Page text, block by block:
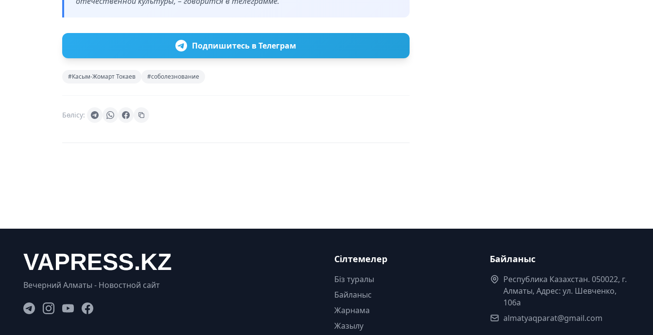
Подпишитесь в Телеграм
#Касым-Жомарт Токаев #соболезнование
Бөлісу:
Вечерний Алматы - Новостной сайт
Сілтемелер
Біз туралы
Байланыс
Жарнама
Жазылу
Байланыс
Республика Казахстан. 050022, г.
Алматы, Адрес: ул. Шевченко,
106а
almatyaqparat@gmail.com